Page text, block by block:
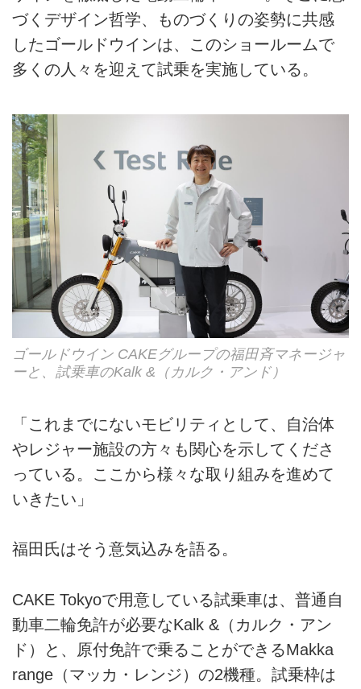
づくデザイン哲学、ものづくりの姿勢に共感
したゴールドウインは、このショールームで
多くの人々を迎えて試乗を実施している。
ゴールドウイン CAKEグループの福田斉マネージャ
ーと、試乗車のKalk &（カルク・アンド）
「これまでにないモビリティとして、自治体
やレジャー施設の方々も関心を示してくださ
っている。ここから様々な取り組みを進めて
いきたい」
福田氏はそう意気込みを語る。
CAKE Tokyoで用意している試乗車は、普通自
動車二輪免許が必要なKalk &（カルク・アン
ド）と、原付免許で乗ることができるMakka
range（マッカ・レンジ）の2機種。試乗枠は